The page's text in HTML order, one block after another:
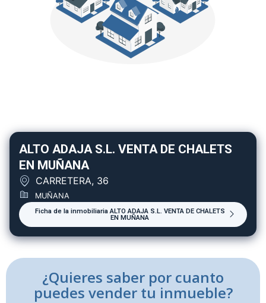
ALTO ADAJA S.L. VENTA DE CHALETS
EN MUÑANA
CARRETERA, 36
MUÑANA
Ficha de la inmobiliaria ALTO ADAJA S.L. VENTA DE CHALETS
EN MUÑANA
¿Quieres saber por cuanto
puedes vender tu inmueble?